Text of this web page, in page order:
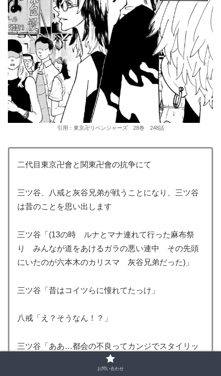
引用：東京卍リベンジャーズ 28巻 248話
二代目東京卍會と関東卍會の抗争にて
三ツ谷、八戒と灰谷兄弟が戦うことになり、三ツ谷
は昔のことを思い出します
三ツ谷「(13の時 ルナとマナ連れて行った麻布祭
り みんなが道をあけるガラの悪い連中 その先頭
にいたのが六本木のカリスマ 灰谷兄弟だった)」
三ツ谷「昔はコイツらに憧れてたっけ」
八戒「え？そうなん！？」
三ツ谷「ああ…都会の不良ってカンジでスタイリッ
お問い合わせ